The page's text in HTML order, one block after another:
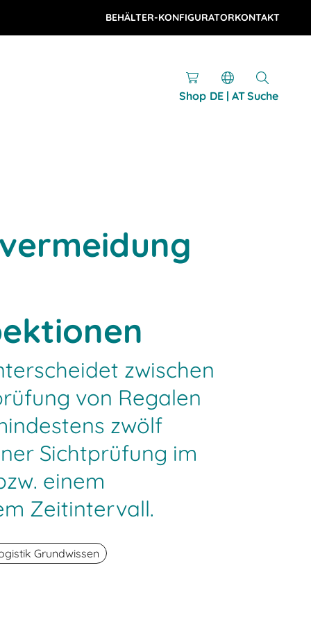
BEHÄLTER-KONFIGURATORKONTAKT
Shop DE | ATSuche
zwischen
von Regalen
zwölf
Sichtprüfung im
einem
Zeitintervall.
Grundwissen